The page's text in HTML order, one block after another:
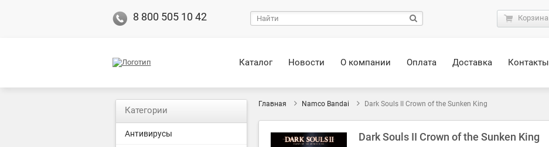
8 800 505 10 42 Корзина
Каталог Новости О компании Оплата Доставка Контакты
Главная Namco Bandai Dark Souls II Crown of the Sunken King
Dark Souls II Crown of the Sunken King
Категории
Антивирусы